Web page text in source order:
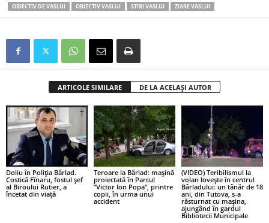
OBIECTIV DE VASLUI
OBIECTIV VASLUI STIRI VASLUI ZIARE VASLUI
ARTICOLE SIMILARE DE LA ACELAȘI AUTOR
Doliu în Poliția Bârlad.
Costică Fînaru, fostul șef
al Biroului Rutier, a
încetat din viață
Teroare la Bârlad: mașină
proiectată în Parcul
”Victor Ion Popa”, printre
copii, în urma unui
accident
(VIDEO) Teribilismul la
volan lovește în centrul
Bârladului: un tânăr de 18
ani, din Tutova, s-a
răsturnat cu mașina,
ajungând în gardul
Bibliotecii Municipale